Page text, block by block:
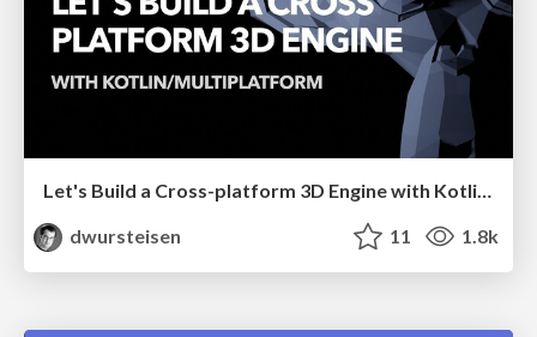
dwursteisen
11 1.8k